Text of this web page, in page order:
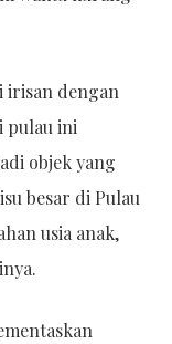
irisan dengan
pulau ini
objek yang
besar di Pulau
usia anak,